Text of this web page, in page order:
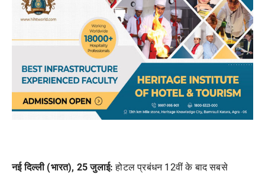
विशेष
बिज़नेस
नई दिल्ली(भारत), 25जुलाई: होटल प्रबंधन12वीं के बाद सबसे